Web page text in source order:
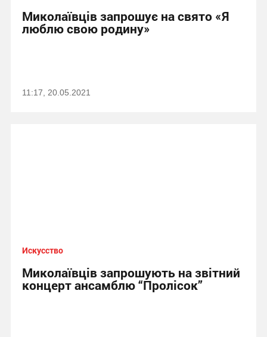
Миколаївців запрошує на свято «Я
люблю свою родину»
11:17, 20.05.2021
Искусство
Миколаївців запрошують на звітний
концерт ансамблю “Пролісок”